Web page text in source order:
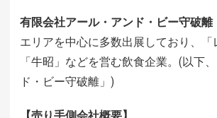
有限会社アール・アンド・ビー守破離
エリアを中心に多数出展しており、「
「牛昭」などを営む飲食企業。(以下
ド・ビー守破離」)